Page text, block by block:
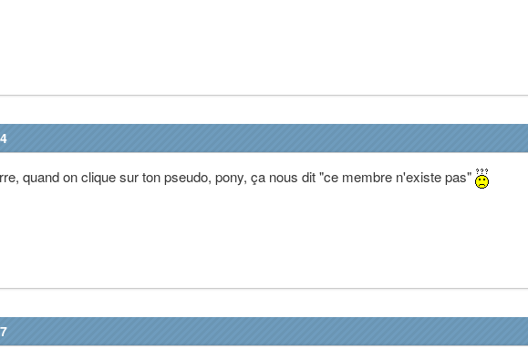
quand on clique sur ton pseudo, pony, ça nous dit "ce membre n'existe pas"